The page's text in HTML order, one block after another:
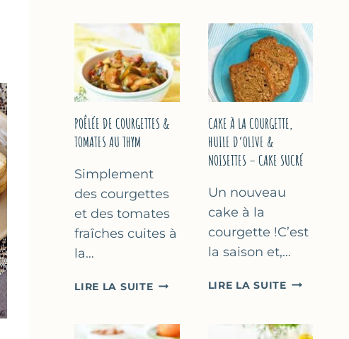
À
LA
COURGETTE…
FROMAGE
BLANC
(SANS
POÊLÉE DE COURGETTES &
TOMATES AU THYM
Simplement
des courgettes
et des tomates
fraîches cuites à
la…
LIRE LA SUITEPOÊLÉE
&
CAKE À LA COURGETTE,
HUILE D’OLIVE &
NOISETTES – CAKE SUCRÉ
Un nouveau
cake à la
courgette !C’est
la saison et,…
LIRE LA SUITECAKE